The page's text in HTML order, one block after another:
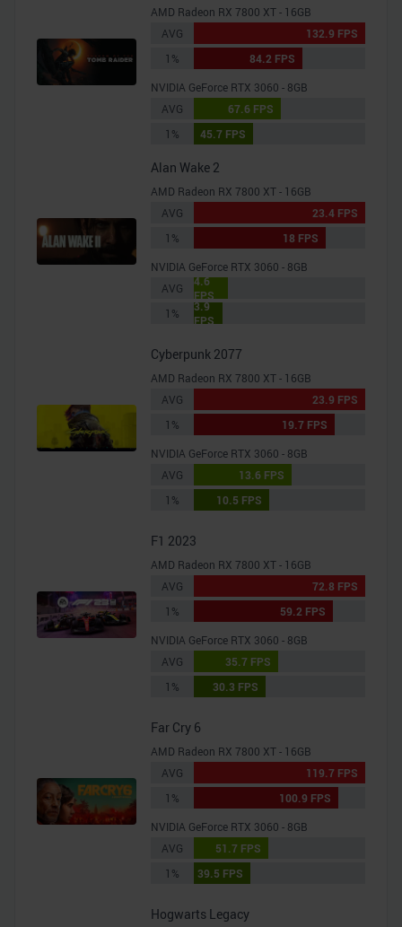
AMD Radeon RX 7800 XT - 16GB
AVG
132.9 FPS
1%
84.2 FPS
NVIDIA GeForce RTX 3060 - 8GB
AVG
67.6 FPS
1%
45.7 FPS
Alan Wake 2
AMD Radeon RX 7800 XT - 16GB
AVG
23.4 FPS
1%
18 FPS
NVIDIA GeForce RTX 3060 - 8GB
AVG
4.6
FPS
1%
3.9
FPS
Cyberpunk 2077
AMD Radeon RX 7800 XT - 16GB
AVG
23.9 FPS
1%
19.7 FPS
NVIDIA GeForce RTX 3060 - 8GB
AVG
13.6 FPS
1%
10.5 FPS
F1 2023
AMD Radeon RX 7800 XT - 16GB
AVG
72.8 FPS
1%
59.2 FPS
NVIDIA GeForce RTX 3060 - 8GB
AVG
35.7 FPS
1%
30.3 FPS
Far Cry 6
AMD Radeon RX 7800 XT - 16GB
AVG
119.7 FPS
1%
100.9 FPS
NVIDIA GeForce RTX 3060 - 8GB
AVG
51.7 FPS
1%
39.5 FPS
Hogwarts Legacy